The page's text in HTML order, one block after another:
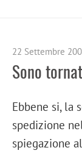
22 Settembre
Sono
Ebbene si, la
spedizione
spiegazione